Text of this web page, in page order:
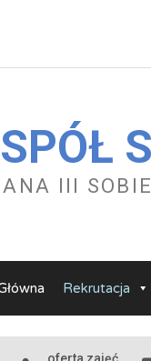
III
Rekrutacja
oferta zajęć